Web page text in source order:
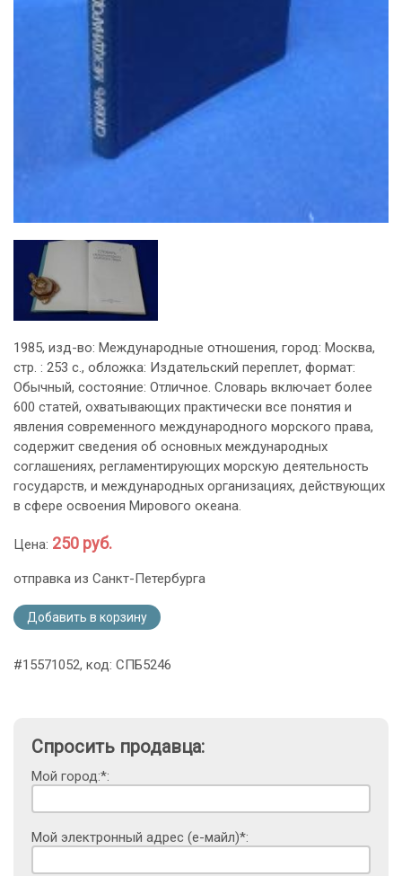
1985, изд-во: Международные отношения, город: Москва,
стр. : 253 с., обложка: Издательский переплет, формат:
Обычный, состояние: Отличное. Словарь включает более
600 статей, охватывающих практически все понятия и
явления современного международного морского права,
содержит сведения об основных международных
соглашениях, регламентирующих морскую деятельность
государств, и международных организациях, действующих
в сфере освоения Мирового океана.
Цена: 250 руб.
отправка из Санкт-Петербурга
Добавить в корзину
#15571052, код: СПБ5246
Спросить продавца:
Мой город:*:
Мой электронный адрес (е-майл)*: